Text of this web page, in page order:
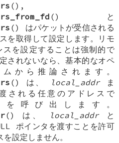
(),
() と
() はパケットが受信される
を取得して設定します。リモ
を設定することは強制的で
されないなら、基本的なオペ
から推論されます。
() は、 local_addrま
される任意のアドレスで
呼び出します。
() は、 local_addrと
ポインタを渡すことを許可
設定しません。